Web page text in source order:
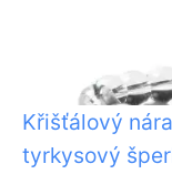
Křišťálový
tyrkysový